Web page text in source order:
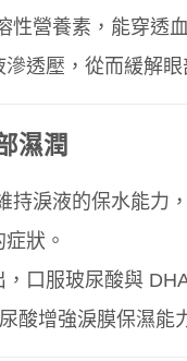
性營養素，能穿透
透壓，從而緩解眼
濕潤
持淚液的保水能力
狀。
，口服玻尿酸與
酸增強淚膜保濕能